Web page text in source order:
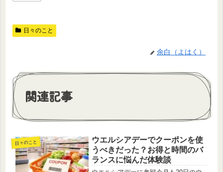
日々のこと
余白（よはく）
関連記事
日々のこと
ウエルシアデーでクーポンを使
うべきだった？お得と時間のバ
ランスに悩んだ体験談